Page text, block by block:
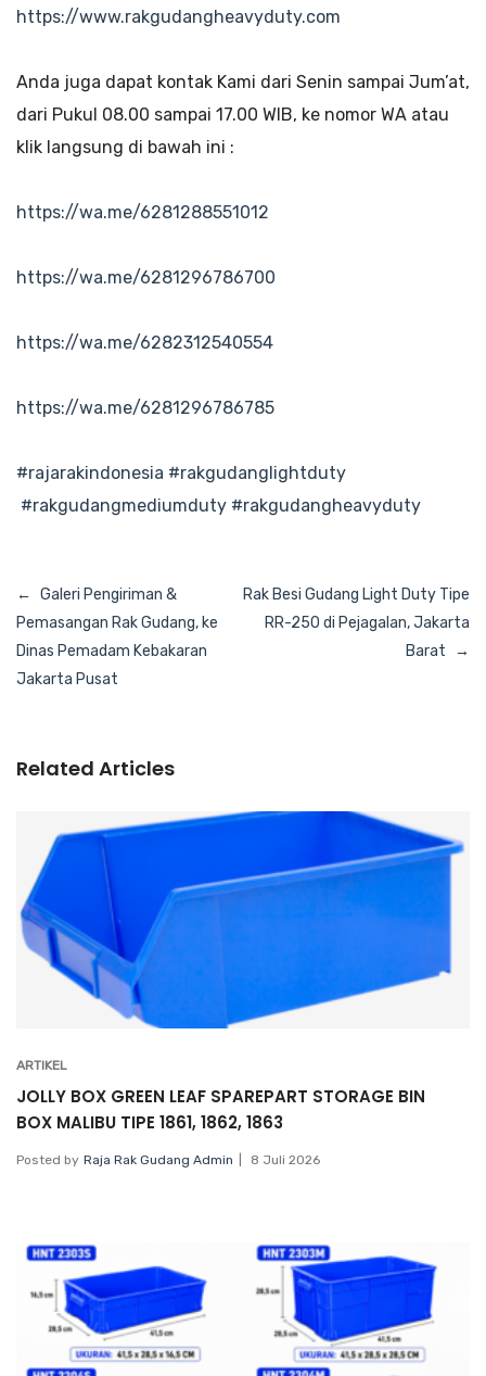
https://www.rakgudangheavyduty.com
Anda juga dapat kontak Kami dari Senin sampai Jum’at,
dari Pukul 08.00 sampai 17.00 WIB, ke nomor WA atau
klik langsung di bawah ini :
https://wa.me/6281288551012
https://wa.me/6281296786700
https://wa.me/6282312540554
https://wa.me/6281296786785
#rajarakindonesia #rakgudanglightduty
#rakgudangmediumduty #rakgudangheavyduty
Navigasi
pos
Galeri Pengiriman &
Pemasangan Rak Gudang, ke
Dinas Pemadam Kebakaran
Jakarta Pusat
Rak Besi Gudang Light Duty Tipe
RR-250 di Pejagalan, Jakarta
Barat
Related Articles
ARTIKEL
JOLLY BOX GREEN LEAF SPAREPART STORAGE BIN
BOX MALIBU TIPE 1861, 1862, 1863
Posted by Raja Rak Gudang Admin 8 Juli 2026